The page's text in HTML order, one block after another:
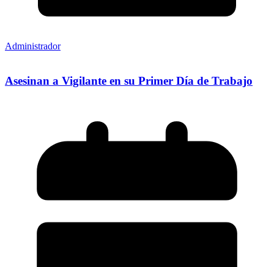
Administrador
Asesinan a Vigilante en su Primer Día de Trabajo